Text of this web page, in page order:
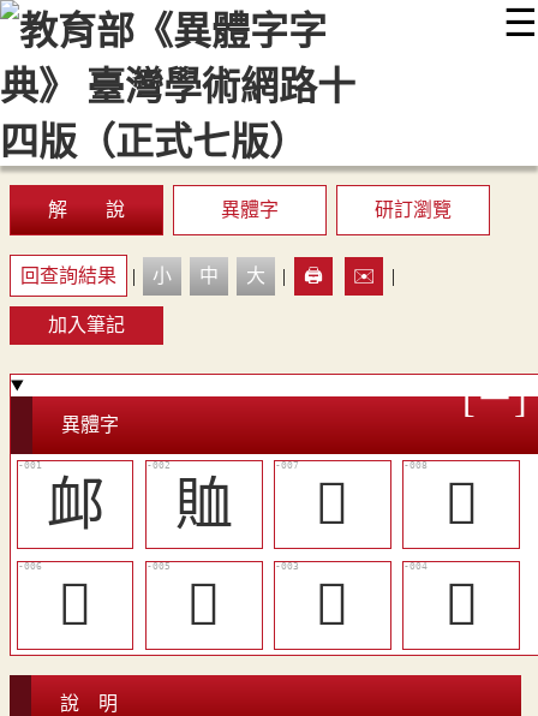
☰
::: 最新消息 常見問題 編輯說明
顯示模式
網站導覽
解 說 異體字 研訂瀏覽
回查詢結果 | 小 中 大 | 🖨️ ✉️ |
加入筆記
異體字
䘏 賉 󰨞
󰨟
󰨝
󰨜 𨜧 𨟰
說 明